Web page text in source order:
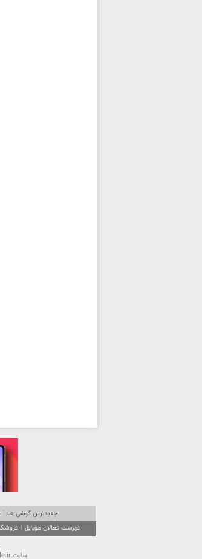
جدیدترین گوشی ها |
فهرست فعالان موبایل |
سايت mobile.ir هيچ مسئوليتي را در قبال آگهي‌هاي درج شده در سايت نمي‌پذيرد و از كاربران گرامي تقاضا دارد نهايت دقت را در انتخاب و استفاده از آگهي موردنظر مبذول فرمايند.